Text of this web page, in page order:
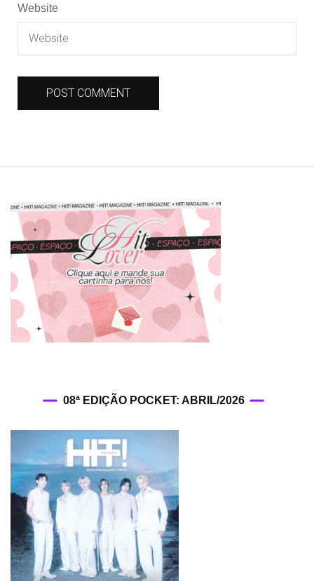
Website
08ª EDIÇÃO POCKET: ABRIL/2026